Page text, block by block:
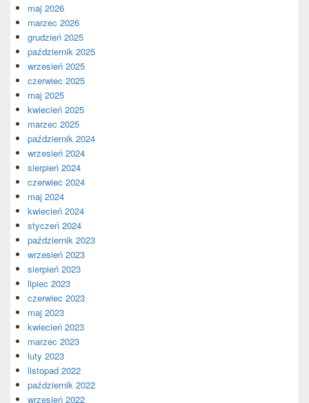
maj 2026
marzec 2026
grudzień 2025
październik 2025
wrzesień 2025
czerwiec 2025
maj 2025
kwiecień 2025
marzec 2025
październik 2024
wrzesień 2024
sierpień 2024
czerwiec 2024
maj 2024
kwiecień 2024
styczeń 2024
październik 2023
wrzesień 2023
sierpień 2023
lipiec 2023
czerwiec 2023
maj 2023
kwiecień 2023
marzec 2023
luty 2023
listopad 2022
październik 2022
wrzesień 2022